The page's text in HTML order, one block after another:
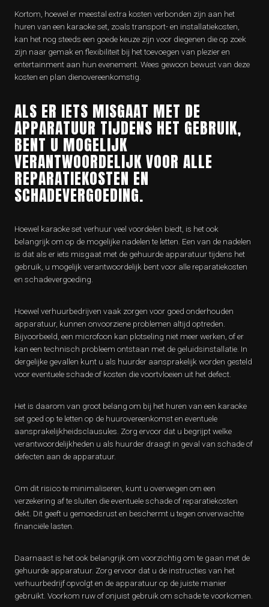
Kortom, hoewel er meestal extra kosten verbonden zijn aan het
huren van een karaoke set, zoals transport- en installatiekosten,
kan het nog steeds een goede keuze zijn voor diegenen die op zoek
zijn naar gemak en flexibiliteit bij het toevoegen van plezier en
entertainment aan hun evenement. Wees gewoon bewust van deze
kosten en plan dienovereenkomstig.
ALS ER IETS MISGAAT MET DE
APPARATUUR TIJDENS HET GEBRUIK,
BENT U MOGELIJK
VERANTWOORDELIJK VOOR ALLE
REPARATIEKOSTEN EN
SCHADEVERGOEDING.
Hoewel karaoke set verhuur veel voordelen biedt, is het ook
belangrijk om op de mogelijke nadelen te letten. Een van de nadelen
is dat als er iets misgaat met de gehuurde apparatuur tijdens het
gebruik, u mogelijk verantwoordelijk bent voor alle reparatiekosten
en schadevergoeding.
Hoewel verhuurbedrijven vaak zorgen voor goed onderhouden
apparatuur, kunnen onvoorziene problemen altijd optreden.
Bijvoorbeeld, een microfoon kan plotseling niet meer werken, of er
kan een technisch probleem ontstaan met de geluidsinstallatie. In
dergelijke gevallen kunt u als huurder aansprakelijk worden gesteld
voor eventuele schade of kosten die voortvloeien uit het defect.
Het is daarom van groot belang om bij het huren van een karaoke
set goed op te letten op de huurovereenkomst en eventuele
aansprakelijkheidsclausules. Zorg ervoor dat u begrijpt welke
verantwoordelijkheden u als huurder draagt in geval van schade of
defecten aan de apparatuur.
Om dit risico te minimaliseren, kunt u overwegen om een
verzekering af te sluiten die eventuele schade of reparatiekosten
dekt. Dit geeft u gemoedsrust en beschermt u tegen onverwachte
financiële lasten.
Daarnaast is het ook belangrijk om voorzichtig om te gaan met de
gehuurde apparatuur. Zorg ervoor dat u de instructies van het
verhuurbedrijf opvolgt en de apparatuur op de juiste manier
gebruikt. Voorkom ruw of onjuist gebruik om schade te voorkomen.